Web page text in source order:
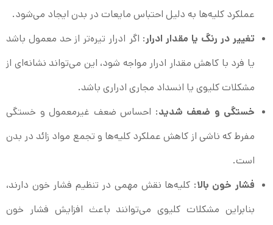
عملکرد کلیه‌ها به دلیل احتباس مایعات در بدن ایجاد می‌شود.
تغییر در رنگ یا مقدار ادرار: اگر ادرار تیره‌تر از حد معمول باشد
یا فرد با کاهش مقدار ادرار مواجه شود، این می‌تواند نشانه‌ای از
مشکلات کلیوی یا انسداد مجاری ادراری باشد.
خستگی و ضعف شدید: احساس ضعف غیرمعمول و خستگی
مفرط که ناشی از کاهش عملکرد کلیه‌ها و تجمع مواد زائد در بدن
است.
فشار خون بالا: کلیه‌ها نقش مهمی در تنظیم فشار خون دارند،
بنابراین مشکلات کلیوی می‌توانند باعث افزایش فشار خون